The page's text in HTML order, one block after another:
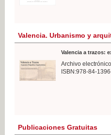
Valencia. Urbanismo y
Valencia a trazos:
Archivo
ISBN:978-84-
Publicaciones Gratuitas